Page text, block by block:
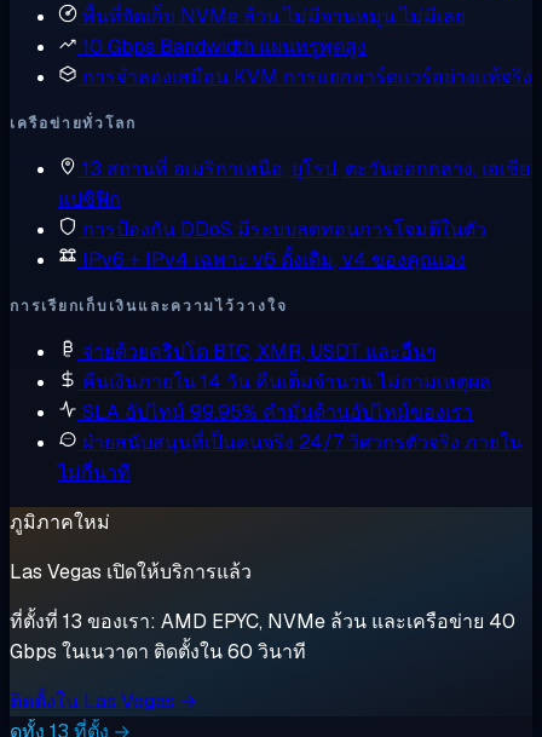
พื้นที่จัดเก็บ NVMe ล้วนไม่มีจานหมุน ไม่มีเลย
10 Gbps Bandwidth แผนทรูพุตสูง
การจำลองเสมือน KVM การแยกฮาร์ดแวร์อย่างแท้จริง
เครือข่ายทั่วโลก
13 สถานที่ อเมริกาเหนือ, ยุโรป, ตะวันออกกลาง, เอเชีย
แปซิฟิก
การป้องกัน DDoS มีระบบลดทอนการโจมตีในตัว
IPv6 + IPv4 เฉพาะ v6 ดั้งเดิม, v4 ของคุณเอง
การเรียกเก็บเงินและความไว้วางใจ
จ่ายด้วยคริปโต BTC, XMR, USDT และอื่นๆ
คืนเงินภายใน 14 วัน คืนเต็มจำนวน ไม่ถามเหตุผล
SLA อัปไทม์ 99.95% คำมั่นด้านอัปไทม์ของเรา
ฝ่ายสนับสนุนที่เป็นคนจริง 24/7วิศวกรตัวจริง ภายใน
ไม่กี่นาที
ภูมิภาคใหม่
Las Vegas เปิดให้บริการแล้ว
ที่ตั้งที่ 13 ของเรา: AMD EPYC, NVMe ล้วน และเครือข่าย 40
Gbps ในเนวาดา ติดตั้งใน 60 วินาที
ติดตั้งใน Las Vegas →
ดูทั้ง 13 ที่ตั้ง →